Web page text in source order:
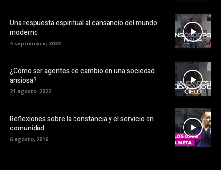
Una respuesta espiritual al cansancio del mundo
moderno
4 septiembre, 2022
¿Cómo ser agentes de cambio en una sociedad
ansiosa?
21 agosto, 2022
Reflexiones sobre la constancia y el servicio en
comunidad
6 agosto, 2016